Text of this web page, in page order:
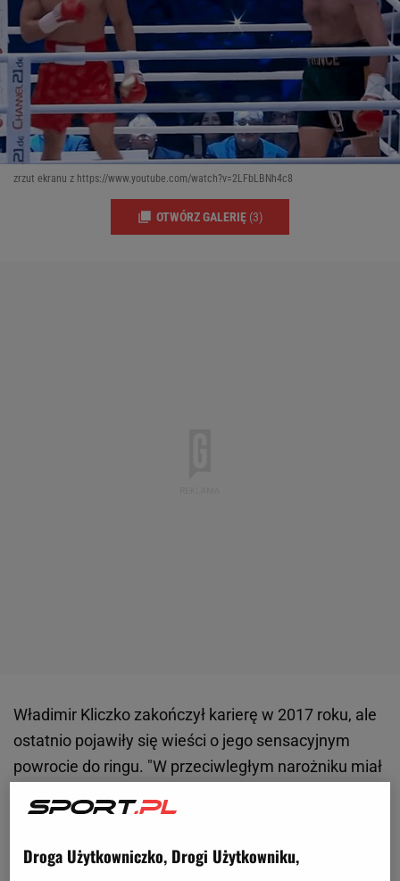
zrzut ekranu z https://www.youtube.com/watch?v=2LFbLBNh4c8
OTWÓRZ GALERIĘ (3)
Władimir Kliczko zakończył karierę w 2017 roku, ale
ostatnio pojawiły się wieści o jego sensacyjnym
powrocie do ringu. "W przeciwległym narożniku miał
zmierzyliby się w Rijadzie. Tyle że po tym, co
promotorzy zaczęli obawiać się o to, co pokaże 48-
Droga Użytkowniczko, Drogi Użytkowniku,